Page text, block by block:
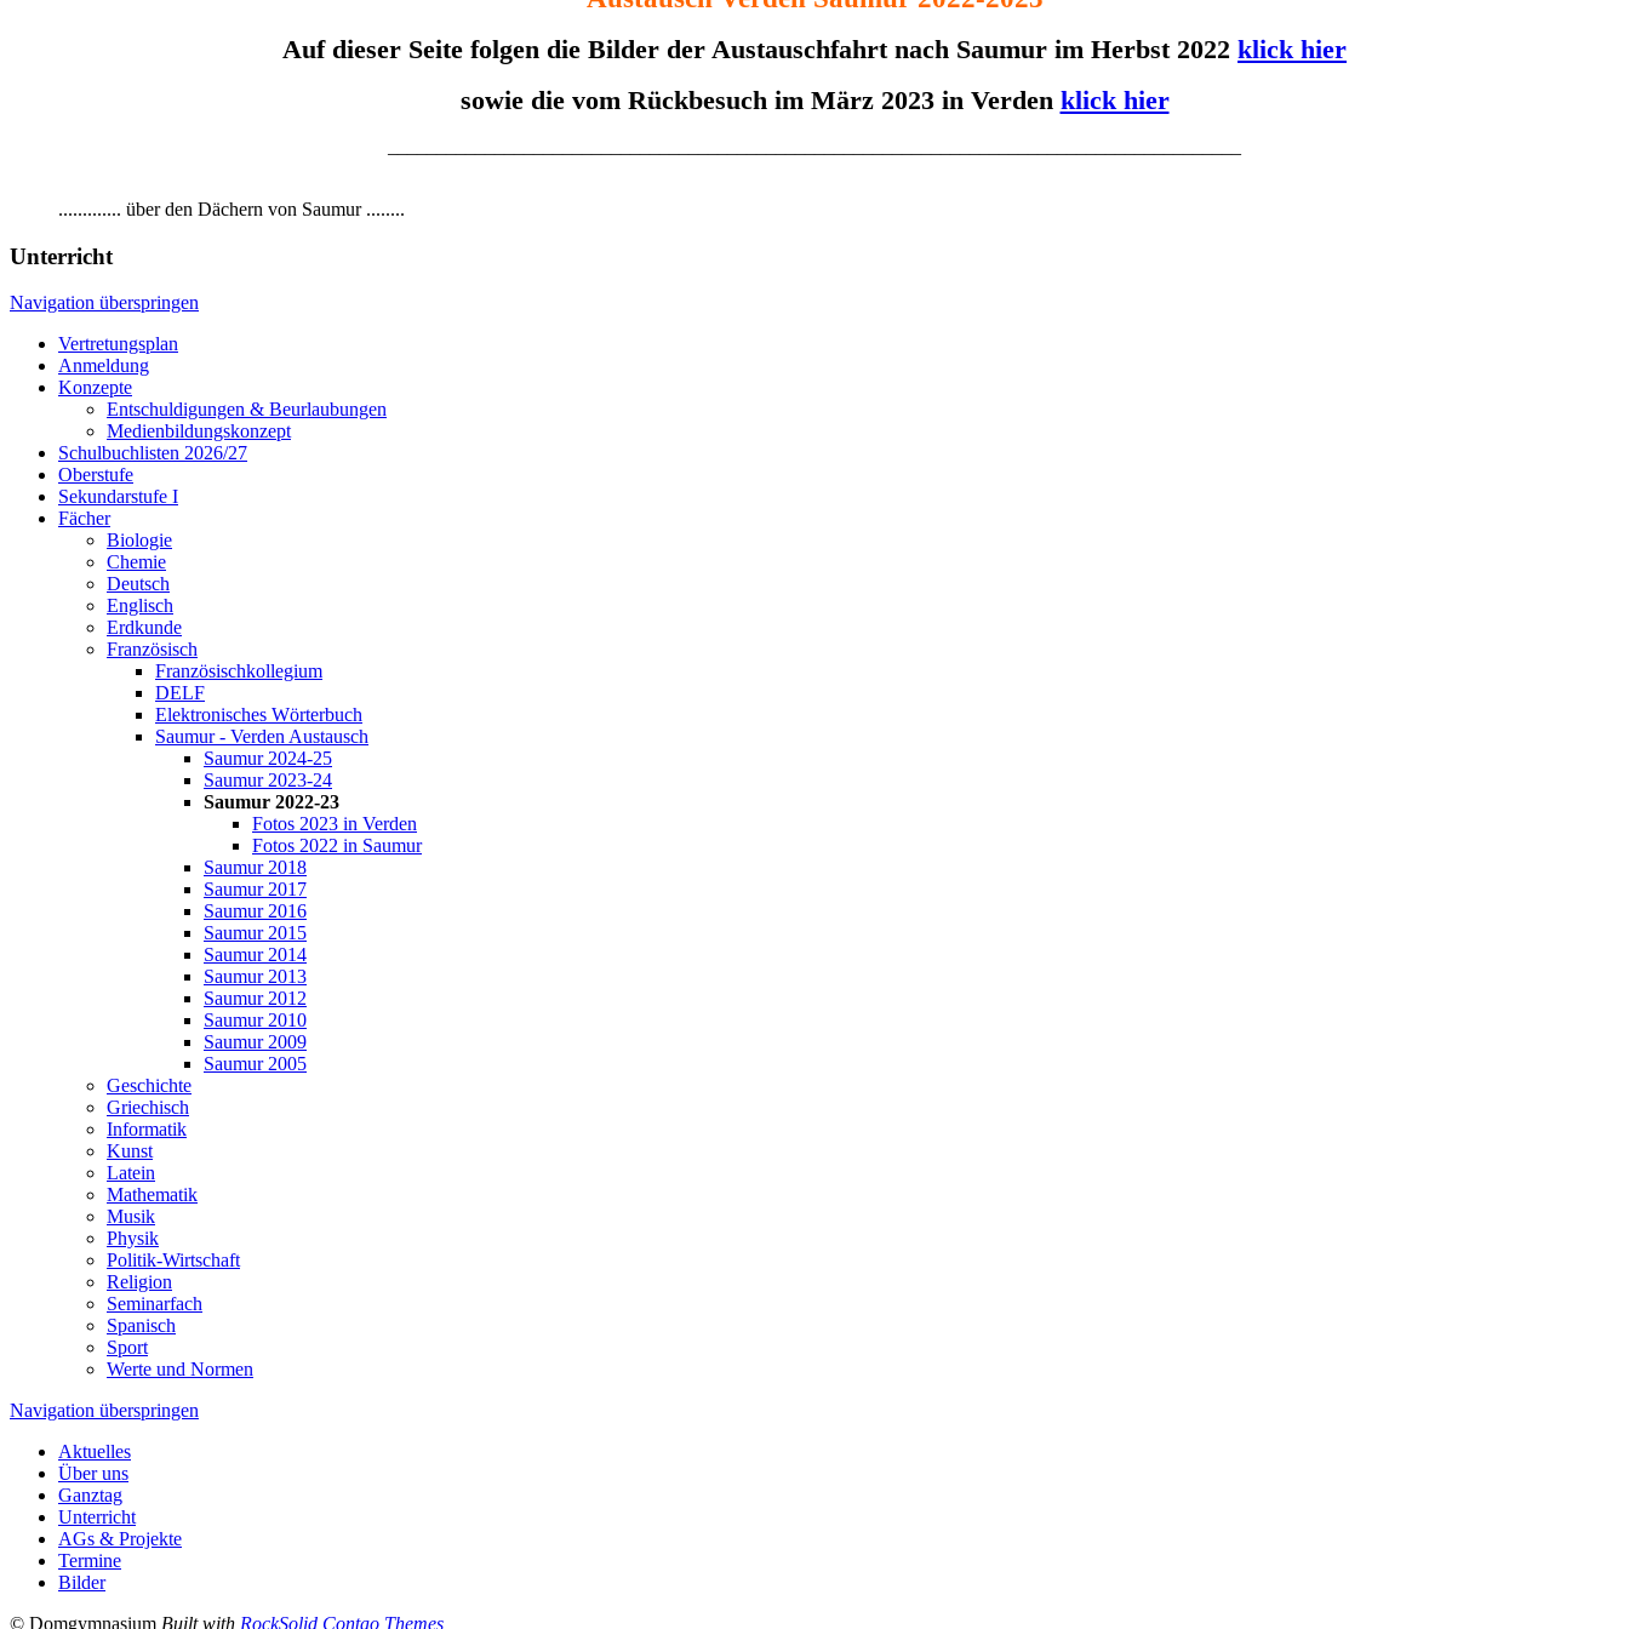
Auf dieser Seite folgen die Bilder der Austauschfahrt nach Saumur im Herbst 2022 klick hier
sowie die vom Rückbesuch im März 2023 in Verden klick hier
............. über den Dächern von Saumur ........
Unterricht
Navigation überspringen
Vertretungsplan
Anmeldung
Konzepte
Entschuldigungen & Beurlaubungen
Medienbildungskonzept
Schulbuchlisten 2026/27
Oberstufe
Sekundarstufe I
Fächer
Biologie
Chemie
Deutsch
Englisch
Erdkunde
Französisch
Französischkollegium
DELF
Elektronisches Wörterbuch
Saumur - Verden Austausch
Saumur 2024-25
Saumur 2023-24
Saumur 2022-23
Fotos 2023 in Verden
Fotos 2022 in Saumur
Saumur 2018
Saumur 2017
Saumur 2016
Saumur 2015
Saumur 2014
Saumur 2013
Saumur 2012
Saumur 2010
Saumur 2009
Saumur 2005
Geschichte
Griechisch
Informatik
Kunst
Latein
Mathematik
Musik
Physik
Politik-Wirtschaft
Religion
Seminarfach
Spanisch
Sport
Werte und Normen
Navigation überspringen
Aktuelles
Über uns
Ganztag
Unterricht
AGs & Projekte
Termine
Bilder
© Domgymnasium Built with RockSolid Contao Themes